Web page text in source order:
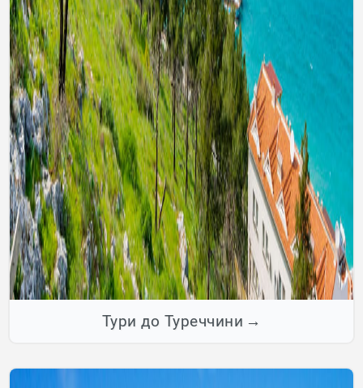
Тури до Туреччини